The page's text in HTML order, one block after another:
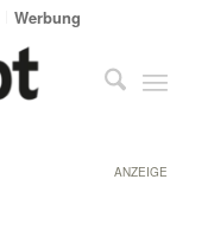
Werbung
ANZEIGE